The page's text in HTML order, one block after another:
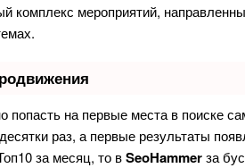
комплекс мероприятий,
попасть на первые места в поиске
раз, а первые результаты
за месяц, то вSeoHammerза